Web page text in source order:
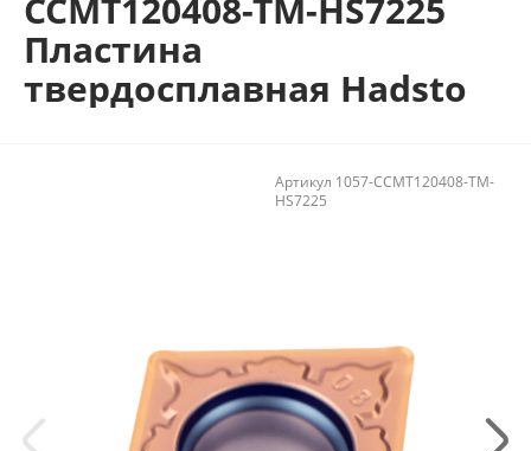
CCMT120408-TM-HS7225
Пластина
твердосплавная Hadsto
Артикул 1057-CCMT120408-TM-
HS7225